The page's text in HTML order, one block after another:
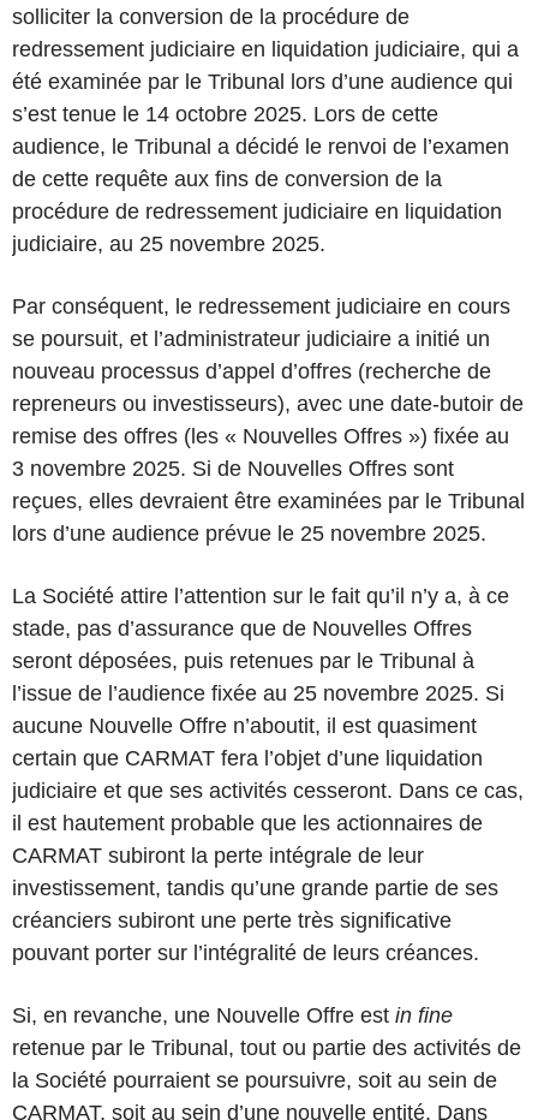
solliciter la conversion de la procédure de
redressement judiciaire en liquidation judiciaire, qui a
été examinée par le Tribunal lors d’une audience qui
s’est tenue le 14 octobre 2025. Lors de cette
audience, le Tribunal a décidé le renvoi de l’examen
de cette requête aux fins de conversion de la
procédure de redressement judiciaire en liquidation
judiciaire, au 25 novembre 2025.
Par conséquent, le redressement judiciaire en cours
se poursuit, et l’administrateur judiciaire a initié un
nouveau processus d’appel d’offres (recherche de
repreneurs ou investisseurs), avec une date-butoir de
remise des offres (les « Nouvelles Offres ») fixée au
3 novembre 2025. Si de Nouvelles Offres sont
reçues, elles devraient être examinées par le Tribunal
lors d’une audience prévue le 25 novembre 2025.
La Société attire l’attention sur le fait qu’il n’y a, à ce
stade, pas d’assurance que de Nouvelles Offres
seront déposées, puis retenues par le Tribunal à
l’issue de l’audience fixée au 25 novembre 2025. Si
aucune Nouvelle Offre n’aboutit, il est quasiment
certain que CARMAT fera l’objet d’une liquidation
judiciaire et que ses activités cesseront. Dans ce cas,
il est hautement probable que les actionnaires de
CARMAT subiront la perte intégrale de leur
investissement, tandis qu’une grande partie de ses
créanciers subiront une perte très significative
pouvant porter sur l’intégralité de leurs créances.
Si, en revanche, une Nouvelle Offre est in fine
retenue par le Tribunal, tout ou partie des activités de
la Société pourraient se poursuivre, soit au sein de
CARMAT, soit au sein d’une nouvelle entité. Dans